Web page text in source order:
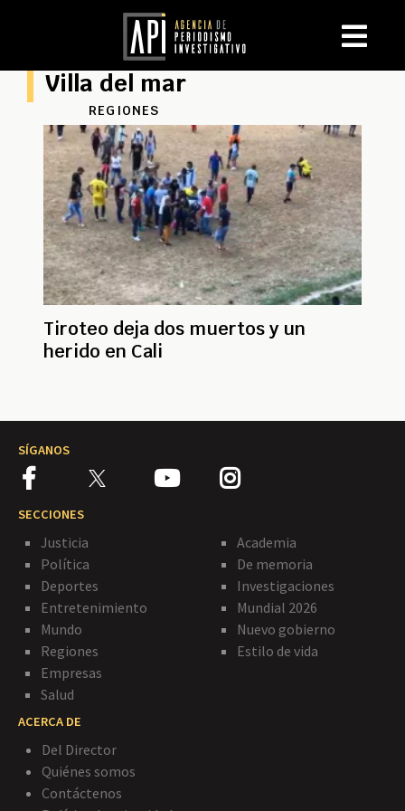
Villa del mar
REGIONES
Tiroteo deja dos muertos y un
herido en Cali
SÍGANOS
SECCIONES
Justicia
Política
Deportes
Entretenimiento
Mundo
Regiones
Empresas
Salud
Academia
De memoria
Investigaciones
Mundial 2026
Nuevo gobierno
Estilo de vida
ACERCA DE
Del Director
Quiénes somos
Contáctenos